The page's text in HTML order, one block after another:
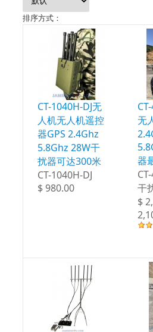
排序方式：
CT-1040H-DJ无
人机无人机遥控
器GPS 2.4Ghz
5.8Ghz 28W干
扰器可达300米
CT-1040H-DJ
$ 980.00
无
器
干
$